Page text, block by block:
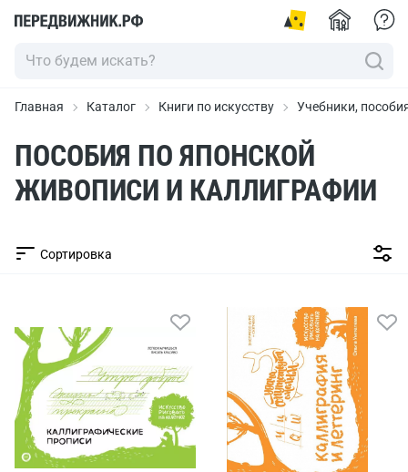
Главная Каталог Книги по искусству Учебники,
ПОСОБИЯ ПО ЯПОНСКОЙ
ЖИВОПИСИ И КАЛЛИГРАФИИ
Сортировка